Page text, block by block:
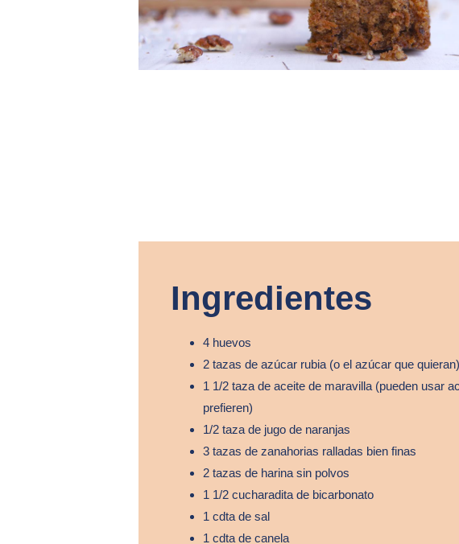
Ingredientes
4 huevos
2 tazas de azúcar rubia (o el azúcar que quieran)
1 1/2 taza de aceite de maravilla (pueden usar
prefieren)
1/2 taza de jugo de naranjas
3 tazas de zanahorias ralladas bien finas
2 tazas de harina sin polvos
1 1/2 cucharadita de bicarbonato
1 cdta de sal
1 cdta de canela